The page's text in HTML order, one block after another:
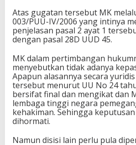
Atas gugatan tersebut MK
003/PUU-IV/2006 yang intinya
penjelasan pasal 2 ayat 1
dengan pasal 28D UUD 45.
MK dalam pertimbangan
menyebutkan tidak adanya
Apapun alasannya secara
tersebut menurut UU No 24
bersifat final dan mengikat dan
lembaga tinggi negara
kehakiman. Sehingga
dihormati.
Namun disisi lain perlu pula